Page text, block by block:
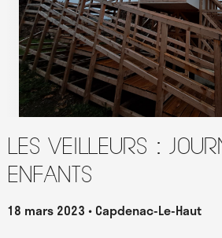
Les Veilleurs :
enfants
18 mars 2023 Capdenac-Le-Haut